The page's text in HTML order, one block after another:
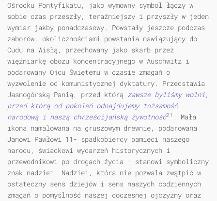
Ośrodku Pontyfikatu, jako wymowny symbol łączy w
sobie czas przeszły, teraźniejszy i przyszły w jeden
wymiar jakby ponadczasowy. Powstały jeszcze podczas
zaborów, okolicznościami powstania nawiązujący do
Cudu na Wisłą, przechowany jako skarb przez
więźniarkę obozu koncentracyjnego w Auschwitz i
podarowany Ojcu Świętemu w czasie zmagań o
wyzwolenie od komunistycznej dyktatury. Przedstawia
Jasnogórską Panią, przed którą zawsze byliśmy wolni,
przed którą od pokoleń odnajdujemy tożsamość
narodową i naszą chrześcijańską żywotność21 . Mała
ikona namalowana na gruszowym drewnie, podarowana
Janowi Pawłowi 11- spadkobiercy pamięci naszego
narodu, świadkowi wydarzeń historycznych i
przewodnikowi po drogach życia - stanowi symboliczny
znak nadziei. Nadziei, która nie pozwala zwątpić w
ostateczny sens dziejów i sens naszych codziennych
zmagań o pomyślność naszej doczesnej ojczyzny oraz